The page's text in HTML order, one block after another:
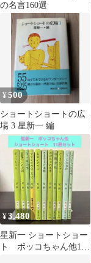
の名言160選
¥500
ショートショートの広
場 3 星新一 編
¥3,480
星新一 ショートショー
ト ボッコちゃん他11